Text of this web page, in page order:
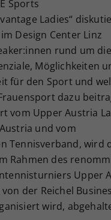
Sports
Ladies“
Design Center Linz
rund um die
Möglichkeiten
für den Sport und
dazu
vom Upper Austria
und vom
Tennisverband, wird
Rahmen des
Upper
der Reichel
wird,
Wert speichert Ihre
Unter anderem
generierte ID, für die
Speicherung Ihrer
Einstellungen,
Betreiber dies